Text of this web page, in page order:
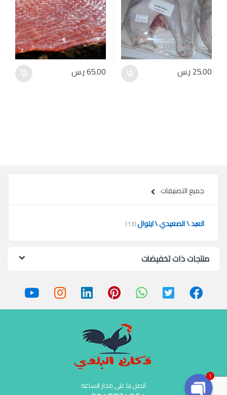
25.00 ر.س 65.00ر.س
جميع التصنيفات
العبد \ الصعيدي \ ايتوال(13)
منتجات ذات تخفيضات
اتصل بنا على مدار الساعة
1